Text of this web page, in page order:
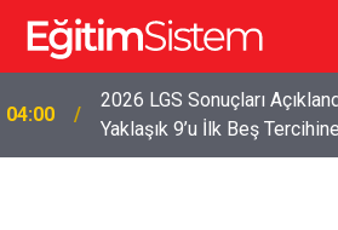
04:00
2026 LGS Sonuçları
Yaklaşık 9’u İlk Beş